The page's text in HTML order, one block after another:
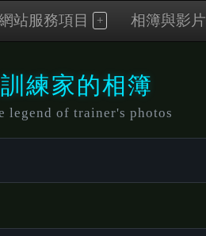
站服務項目 相簿與影片
訓練家的相簿
legend of trainer's photos